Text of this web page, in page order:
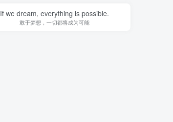
If we dream, everything is possible.
敢于梦想，一切都将成为可能